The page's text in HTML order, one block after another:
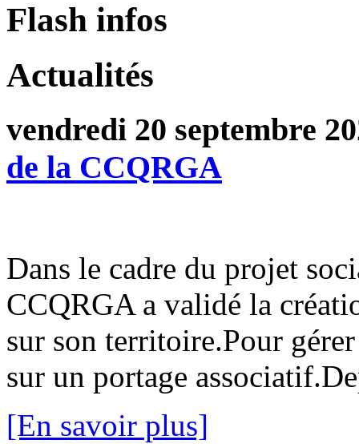
Flash infos
Actualités
vendredi 20 septembre
de la CCQRGA
Dans le cadre du projet
CCQRGA a validé la
sur son territoire.Pour
sur un portage
[En savoir plus]